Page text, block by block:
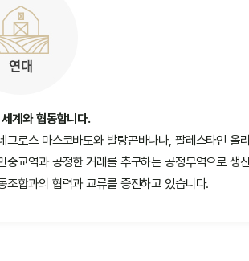
계와 협동합니다.
그로스 마스코바도와 발랑곤바나나, 팔레스타인
중교역과 공정한 거래를 추구하는 공정무역으로
조합과의 협력과 교류를 증진하고 있습니다.